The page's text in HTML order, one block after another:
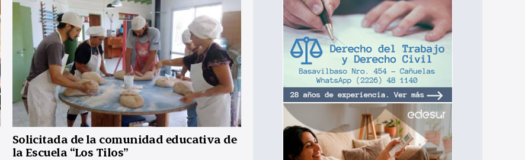
Solicitada de la comunidad educativa de
la Escuela “Los Tilos”